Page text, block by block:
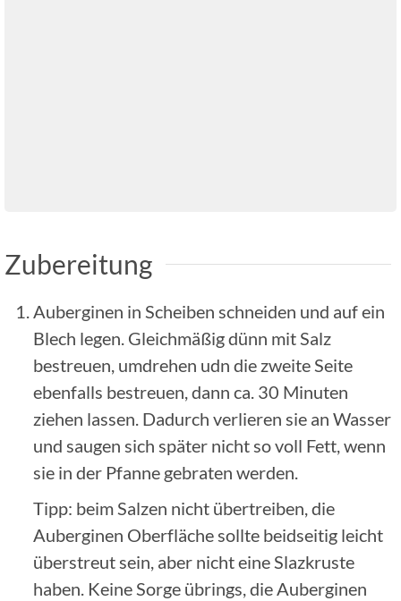
Zubereitung
Auberginen in Scheiben schneiden und auf ein
Blech legen. Gleichmäßig dünn mit Salz
bestreuen, umdrehen udn die zweite Seite
ebenfalls bestreuen, dann ca. 30 Minuten
ziehen lassen. Dadurch verlieren sie an Wasser
und saugen sich später nicht so voll Fett, wenn
sie in der Pfanne gebraten werden.
Tipp: beim Salzen nicht übertreiben, die
Auberginen Oberfläche sollte beidseitig leicht
überstreut sein, aber nicht eine Slazkruste
haben. Keine Sorge übrings, die Auberginen